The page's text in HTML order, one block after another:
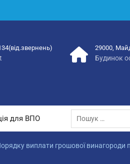
29000,
Будинок
для ВПО
Пошук:
виплати грошової винагороди